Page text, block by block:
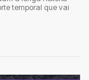
temporal que vai